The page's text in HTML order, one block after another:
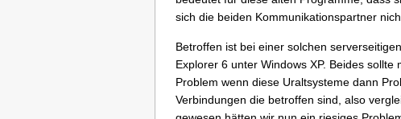
sich die beiden Kommunikationspartner
Betroffen ist bei einer solchen
Explorer 6 unter Windows XP. Beides
Problem wenn diese Uraltsysteme dann
Verbindungen die betroffen sind, also